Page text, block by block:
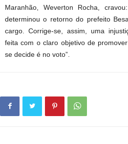
Maranhão, Weverton Rocha,
determinou o retorno do prefeito
cargo. Corrige-se, assim, uma
feita com o claro objetivo de
se decide é no voto”.